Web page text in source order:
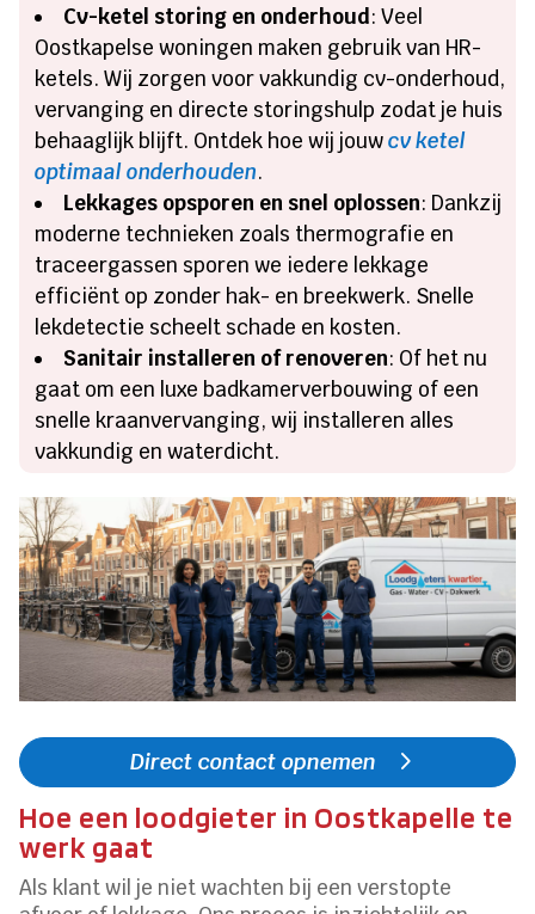
Cv-ketel storing en onderhoud: Veel
Oostkapelse woningen maken gebruik van HR-
ketels. Wij zorgen voor vakkundig cv-onderhoud,
vervanging en directe storingshulp zodat je huis
behaaglijk blijft. Ontdek hoe wij jouwcv ketel
optimaal onderhouden.
Lekkages opsporen en snel oplossen: Dankzij
moderne technieken zoals thermografie en
traceergassen sporen we iedere lekkage
efficiënt op zonder hak- en breekwerk. Snelle
lekdetectie scheelt schade en kosten.
Sanitair installeren of renoveren: Of het nu
gaat om een luxe badkamerverbouwing of een
snelle kraanvervanging, wij installeren alles
vakkundig en waterdicht.
Direct contact opnemen
Hoe een loodgieter in Oostkapelle te
werk gaat
Als klant wil je niet wachten bij een verstopte